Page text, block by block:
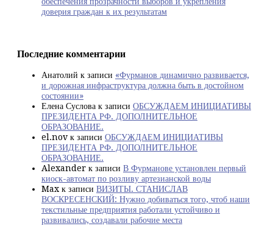
доверия граждан к их результатам
Последние комментарии
Анатолий к записи «Фурманов динамично развивается,
и дорожная инфраструктура должна быть в достойном
состоянии»
Елена Суслова к записи ОБСУЖДАЕМ ИНИЦИАТИВЫ
ПРЕЗИДЕНТА РФ. ДОПОЛНИТЕЛЬНОЕ
ОБРАЗОВАНИЕ.
el.nov к записи ОБСУЖДАЕМ ИНИЦИАТИВЫ
ПРЕЗИДЕНТА РФ. ДОПОЛНИТЕЛЬНОЕ
ОБРАЗОВАНИЕ.
Alexander к записи В Фурманове установлен первый
киоск-автомат по розливу артезианской воды
Max к записи ВИЗИТЫ. СТАНИСЛАВ
ВОСКРЕСЕНСКИЙ: Нужно добиваться того, чтоб наши
текстильные предприятия работали устойчиво и
развивались, создавали рабочие места